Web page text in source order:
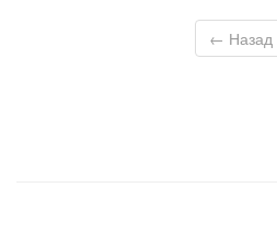
← Назад